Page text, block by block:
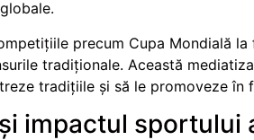
precum Cupa Mondială
tradiționale. Această
tradițiile și să le promoveze în
impactul